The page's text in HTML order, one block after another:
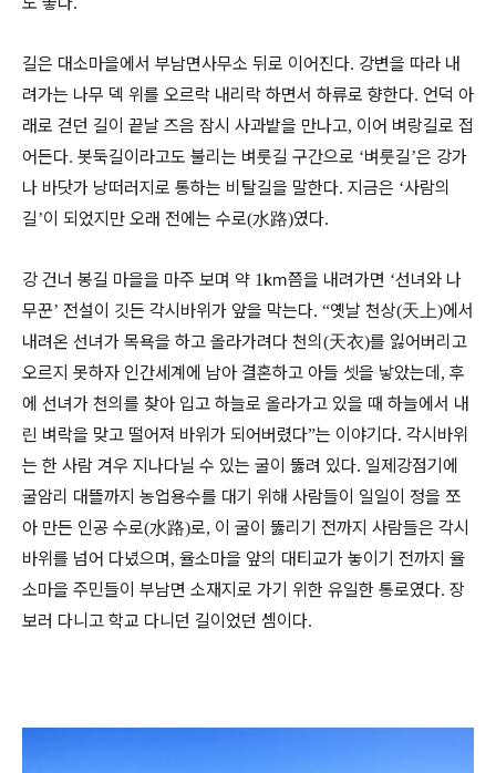
길은 대소마을에서 부남면사무소 뒤로 이어진다. 강변을 따라 내
려가는 나무 덱 위를 오르락 내리락 하면서 하류로 향한다. 언덕 아
래로 걷던 길이 끝날 즈음 잠시 사과밭을 만나고, 이어 벼랑길로 접
어든다. 봇둑길이라고도 불리는 벼룻길 구간으로 ‘벼룻길’은 강가
나 바닷가 낭떠러지로 통하는 비탈길을 말한다. 지금은 ‘사람의
길’이 되었지만 오래 전에는 수로(水路)였다.
강 건너 봉길 마을을 마주 보며 약 1 ㎞쯤을 내려가면 ‘선녀와 나
무꾼’ 전설이 깃든 각시바위가 앞을 막는다. “옛날 천상(天上)에서
내려온 선녀가 목욕을 하고 올라가려다 천의 (天衣)를 잃어버리고
오르지 못하자 인간세계에 남아 결혼하고 아들 셋을 낳았는데 , 후
에 선녀가 천의를 찾아 입고 하늘로 올라가고 있을 때 하늘에서 내
린 벼락을 맞고 떨어져 바위가 되어버렸다”는 이야기다. 각시바위
는 한 사람 겨우 지나다닐 수 있는 굴이 뚫려 있다. 일제강점기에
굴암리 대뜰까지 농업용수를 대기 위해 사람들이 일일이 정을 쪼
아 만든 인공 수로(水路)로, 이 굴이 뚫리기 전까지 사람들은 각시
바위를 넘어 다녔으며 , 율소마을 앞의 대티교가 놓이기 전까지 율
소마을 주민들이 부남면 소재지로 가기 위한 유일한 통로였다. 장
보러 다니고 학교 다니던 길이었던 셈이다.